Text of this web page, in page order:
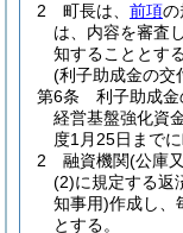
2
町長は、 前項の
は、内容を審査
知することとする
(利子助成金の交
第6条
利子助成
経営基盤強化資
度1月25日まで
2
融資機関(公庫
(2)に規定する返
知事用)作成し、
とする。